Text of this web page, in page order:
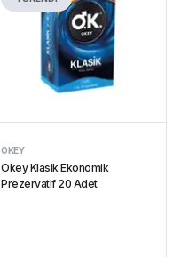
OKEY
Okey Klasik Ekonomik
Prezervatif 20 Adet